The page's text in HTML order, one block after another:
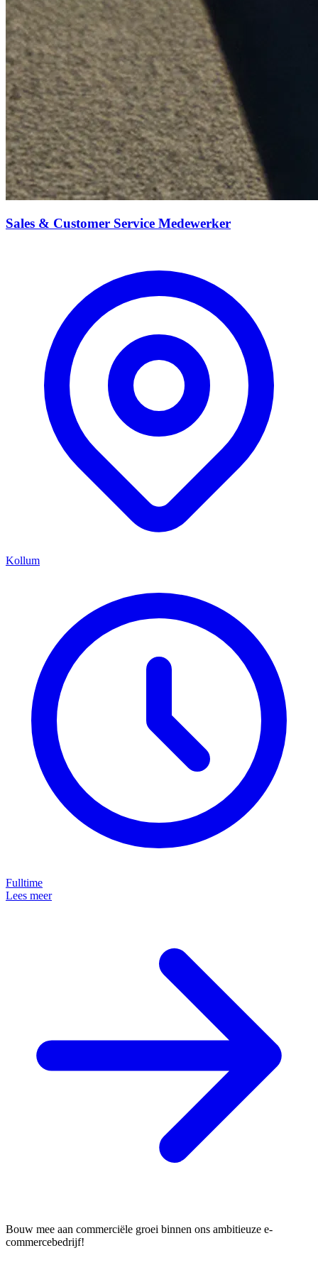
Sales & Customer Service Medewerker
Kollum
Fulltime
Lees meer
Bouw mee aan commerciële groei binnen ons ambitieuze e-
commercebedrijf!